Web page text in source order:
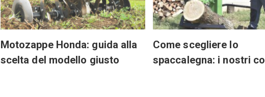
Motozappe Honda: guida alla
scelta del modello giusto
Come scegliere lo
spaccalegna: i nostri